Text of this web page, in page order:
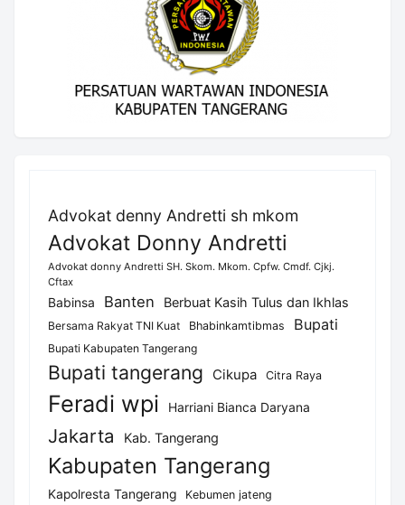
Advokat denny Andretti sh mkom
Advokat Donny Andretti
Advokat donny Andretti SH. Skom. Mkom. Cpfw. Cmdf. Cjkj.
Cftax
Babinsa Banten Berbuat Kasih Tulus dan Ikhlas
Bersama Rakyat TNI Kuat Bhabinkamtibmas Bupati
Bupati Kabupaten Tangerang
Bupati tangerang Cikupa Citra Raya
Feradi wpi Harriani Bianca Daryana
Jakarta Kab. Tangerang
Kabupaten Tangerang
Kapolresta Tangerang Kebumen jateng